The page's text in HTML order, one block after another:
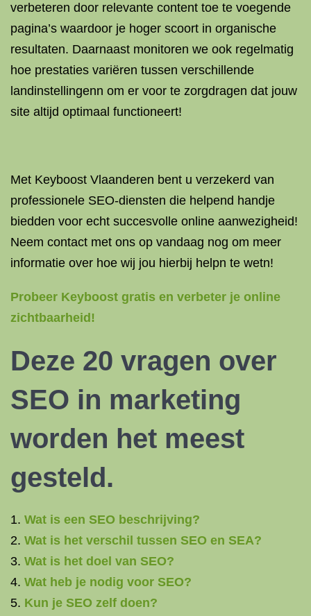
verbeteren door relevante content toe te voegende
pagina’s waardoor je hoger scoort in organische
resultaten. Daarnaast monitoren we ook regelmatig
hoe prestaties variëren tussen verschillende
landinstellingenn om er voor te zorgdragen dat jouw
site altijd optimaal functioneert!
Met Keyboost Vlaanderen bent u verzekerd van
professionele SEO-diensten die helpend handje
biedden voor echt succesvolle online aanwezigheid!
Neem contact met ons op vandaag nog om meer
informatie over hoe wij jou hierbij helpn te wetn!
Probeer Keyboost gratis en verbeter je online
zichtbaarheid!
Deze 20 vragen over
SEO in marketing
worden het meest
gesteld.
Wat is een SEO beschrijving?
Wat is het verschil tussen SEO en SEA?
Wat is het doel van SEO?
Wat heb je nodig voor SEO?
Kun je SEO zelf doen?